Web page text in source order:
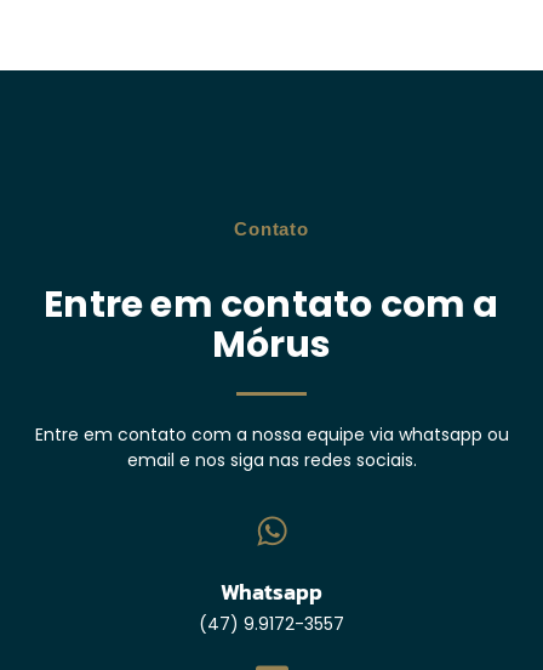
Contato
Entre em contato com a
Mórus
Entre em contato com a nossa equipe via whatsapp ou
email e nos siga nas redes sociais.
Whatsapp
(47) 9.9172-3557